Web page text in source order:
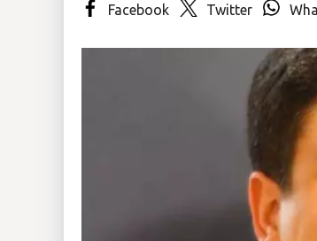
Facebook Twitter